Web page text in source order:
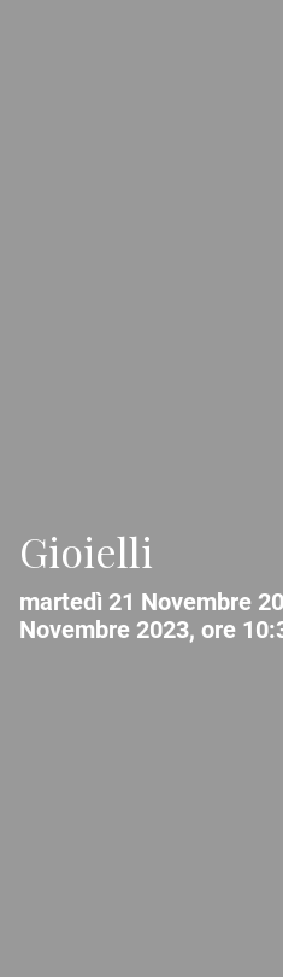
Gioielli
martedì 21 Novembre
Novembre 2023, ore